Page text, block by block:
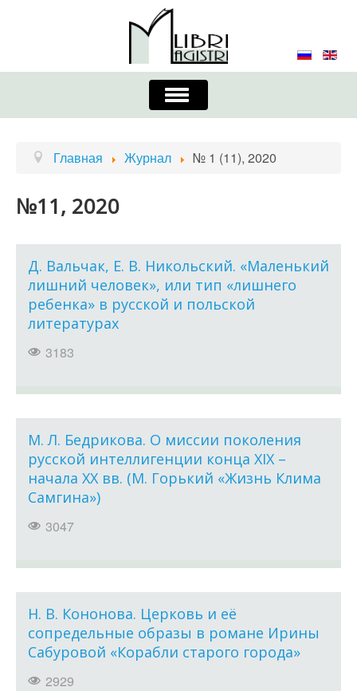
Включить/
выключить
навигацию
Порядок приема и публикации
Список авторов
Устав
Главная Журнал № 1 (11), 2020
№11, 2020
Д. Вальчак, Е. В. Никольский. «Маленький
лишний человек», или тип «лишнего
ребенка» в русской и польской
литературах
3183
М. Л. Бедрикова. О миссии поколения
русской интеллигенции конца XIX –
начала ХХ вв. (М. Горький «Жизнь Клима
Самгина»)
3047
Н. В. Кононова. Церковь и её
сопредельные образы в романе Ирины
Сабуровой «Корабли старого города»
2929